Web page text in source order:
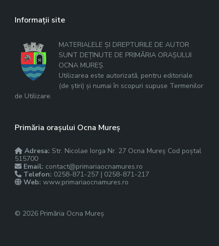
Informații site
MATERIALELE ȘI DREPTURILE DE AUTOR
SUNT DEȚINUTE DE PRIMĂRIA ORAȘULUI
OCNA MUREȘ.
Utilizarea este autorizată, pentru editoriale
(de știri) și numai în scopuri supuse Termenilor
de Utilizare.
Primăria orașului Ocna Mureș
Adresa: Str. Nicolae Iorga Nr. 27 Ocna Mureș Cod poștal
515700
Email: contact@primariaocnamures.ro
Telefon: 0258-871-257 | 0258-871-217
Web: www.primariaocnamures.ro
© 2026 Primăria Ocna Mureș